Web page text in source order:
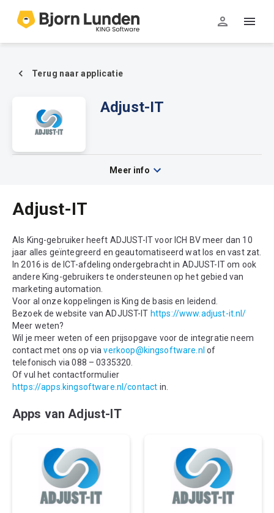
Terug naar applicatie
Adjust-IT
Meer info
Adjust-IT
Als King-gebruiker heeft ADJUST-IT voor ICH BV meer dan 10
jaar alles geïntegreerd en geautomatiseerd wat los en vast zat.
In 2016 is de ICT-afdeling ondergebracht in ADJUST-IT om ook
andere King-gebruikers te ondersteunen op het gebied van
marketing automation.
Voor al onze koppelingen is King de basis en leidend.
Bezoek de website van ADJUST-IT https://www.adjust-it.nl/
Meer weten?
Wil je meer weten of een prijsopgave voor de integratie neem
contact met ons op viaverkoop@kingsoftware.nl of
telefonisch via 088 – 0335320.
Of vul het contactformulier
https://apps.kingsoftware.nl/contact in.
Apps van Adjust-IT